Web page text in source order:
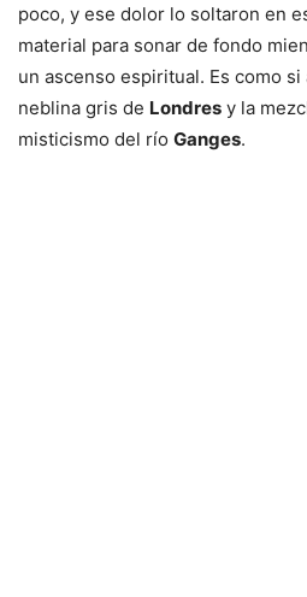
poco, y ese dolor lo soltaron en
material para sonar de fondo
un ascenso espiritual. Es como
neblina gris de Londres y la
misticismo del río Ganges.